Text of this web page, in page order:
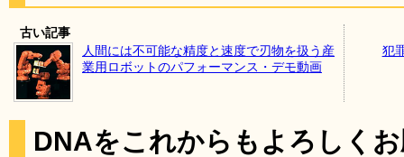
古い記事
人間には不可能な精度と速度で刃物を扱う産
業用ロボットのパフォーマンス・デモ動画
犯
DNAをこれからもよろしく